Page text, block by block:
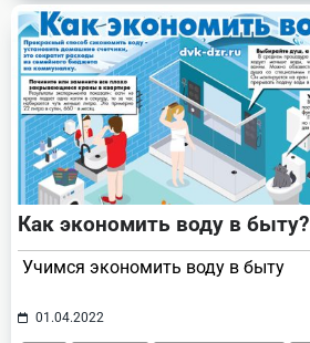
Как экономить воду в быту?
Учимся экономить воду в быту
01.04.2022